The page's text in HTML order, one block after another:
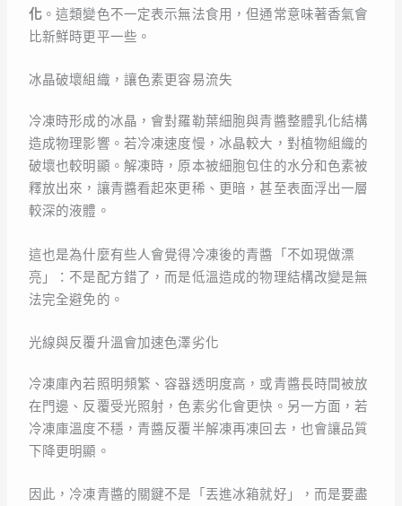
化 。這類變色不一定表示無法食用，但通常意味著香氣會
比新鮮時更平一些。
冰晶破壞組織，讓色素更容易流失
冷凍時形成的冰晶，會對羅勒葉細胞與青醬整體乳化結構
造成物理影響。若冷凍速度慢，冰晶較大，對植物組織的
破壞也較明顯。解凍時，原本被細胞包住的水分和色素被
釋放出來，讓青醬看起來更稀、更暗，甚至表面浮出一層
較深的液體。
這也是為什麼有些人會覺得冷凍後的青醬「不如現做漂
亮」：不是配方錯了，而是低溫造成的物理結構改變是無
法完全避免的。
光線與反覆升溫會加速色澤劣化
冷凍庫內若照明頻繁、容器透明度高，或青醬長時間被放
在門邊、反覆受光照射，色素劣化會更快。另一方面，若
冷凍庫溫度不穩，青醬反覆半解凍再凍回去，也會讓品質
下降更明顯。
因此，冷凍青醬的關鍵不是「丟進冰箱就好」，而是要盡